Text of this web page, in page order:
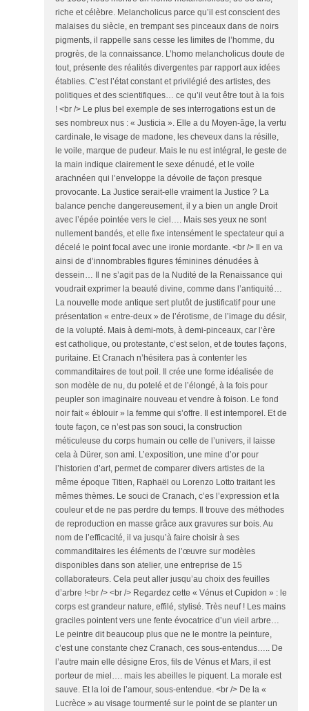
riche et célèbre. Melancholicus parce qu’il est conscient des
malaises du siècle, en trempant ses pinceaux dans de noirs
pigments, il rappelle sans cesse les limites de l’homme, du
progrès, de la connaissance. L’homo melancholicus doute de
tout, présente des réalités divergentes par rapport aux idées
établies. C’est l’état constant et privilégié des artistes, des
politiques et des scientifiques… ce qu’il veut être tout à la fois
! <br /> Le plus bel exemple de ses interrogations est un de
ses nombreux nus : « Justicia ». Elle a du Moyen-âge, la vertu
cardinale, le visage de madone, les cheveux dans la résille,
le voile, marque de pudeur. Mais le nu est intégral, le geste de
la main indique clairement le sexe dénudé, et le voile
arachnéen qui l’enveloppe la dévoile de façon presque
provocante. La Justice serait-elle vraiment la Justice ? La
balance penche dangereusement, il y a bien un angle Droit
avec l’épée pointée vers le ciel…. Mais ses yeux ne sont
nullement bandés, et elle fixe intensément le spectateur qui a
décelé le point focal avec une ironie mordante. <br /> Il en va
ainsi de d’innombrables figures féminines dénudées à
dessein… Il ne s’agit pas de la Nudité de la Renaissance qui
voudrait exprimer la beauté divine, comme dans l’antiquité…
La nouvelle mode antique sert plutôt de justificatif pour une
présentation « entre-deux » de l’érotisme, de l’image du désir,
de la volupté. Mais à demi-mots, à demi-pinceaux, car l’ère
est catholique, ou protestante, c’est selon, et de toutes façons,
puritaine. Et Cranach n’hésitera pas à contenter les
commanditaires de tout poil. Il crée une forme idéalisée de
son modèle de nu, du potelé et de l’élongé, à la fois pour
peupler son imaginaire nouveau et vendre à foison. Le fond
noir fait « éblouir » la femme qui s’offre. Il est intemporel. Et de
toute façon, ce n’est pas son souci, la construction
méticuleuse du corps humain ou celle de l’univers, il laisse
cela à Dürer, son ami. L’exposition, une mine d’or pour
l’historien d’art, permet de comparer divers artistes de la
même époque Titien, Raphaël ou Lorenzo Lotto traitant les
mêmes thèmes. Le souci de Cranach, c’es l’expression et la
couleur et de ne pas perdre du temps. Il trouve des méthodes
de reproduction en masse grâce aux gravures sur bois. Au
nom de l’efficacité, il va jusqu’à faire choisir à ses
commanditaires les éléments de l’œuvre sur modèles
disponibles dans son atelier, une entreprise de 15
collaborateurs. Cela peut aller jusqu’au choix des feuilles
d’arbre !<br /> <br /> Regardez cette « Vénus et Cupidon » : le
corps est grandeur nature, effilé, stylisé. Très neuf ! Les mains
graciles pointent vers une fente évocatrice d’un vieil arbre…
Le peintre dit beaucoup plus que ne le montre la peinture,
c’est une constante chez Cranach, ces sous-entendus….. De
l’autre main elle désigne Eros, fils de Vénus et Mars, il est
porteur de miel…. mais les abeilles le piquent. La morale est
sauve. Et la loi de l’amour, sous-entendue. <br /> De la «
Lucrèce » au visage tourmenté sur le point de se planter un